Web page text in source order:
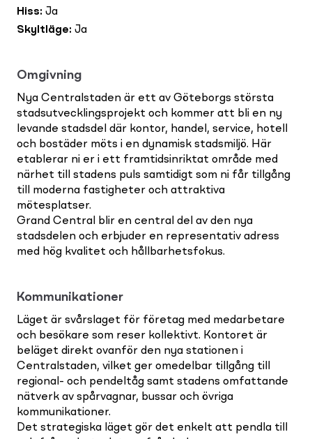
Hiss: Ja
Skyltläge: Ja
Omgivning
Nya Centralstaden är ett av Göteborgs största
stadsutvecklingsprojekt och kommer att bli en ny
levande stadsdel där kontor, handel, service, hotell
och bostäder möts i en dynamisk stadsmiljö. Här
etablerar ni er i ett framtidsinriktat område med
närhet till stadens puls samtidigt som ni får tillgång
till moderna fastigheter och attraktiva
mötesplatser.
Grand Central blir en central del av den nya
stadsdelen och erbjuder en representativ adress
med hög kvalitet och hållbarhetsfokus.
Kommunikationer
Läget är svårslaget för företag med medarbetare
och besökare som reser kollektivt. Kontoret är
beläget direkt ovanför den nya stationen i
Centralstaden, vilket ger omedelbar tillgång till
regional- och pendeltåg samt stadens omfattande
nätverk av spårvagnar, bussar och övriga
kommunikationer.
Det strategiska läget gör det enkelt att pendla till